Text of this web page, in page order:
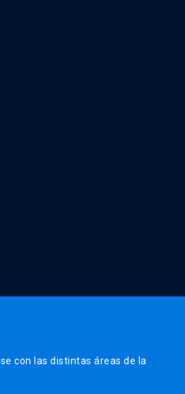
con las distintas áreas de la